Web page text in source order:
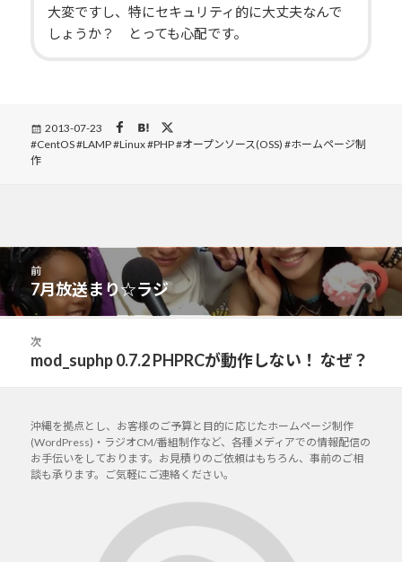
大変ですし、特にセキュリティ的に大丈夫なんで
しょうか？ とっても心配です。
Posted
on
2013-07-23
Tags
CentOS LAMP Linux PHP オープンソース(OSS)
ホームページ制
作
ナ
前
前
の
投
稿:
7月放送まり☆ラジ
次
次
稿:
mod_suphp 0.7.2 PHPRCが動作しない！ なぜ？
沖縄を拠点とし、お客様のご予算と目的に応じたホームページ制作
(WordPress)・ラジオCM/番組制作など、各種メディアでの情報配信の
お手伝いをしております。お見積りのご依頼はもちろん、事前のご相
談も承ります。ご気軽にご連絡ください。